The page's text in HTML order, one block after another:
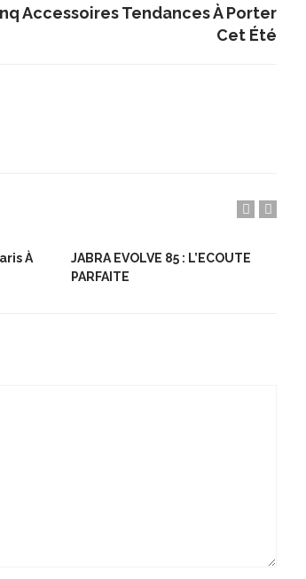
Accessoires Tendances À Porter
Cet Été
À
JABRA EVOLVE 85 : L’ECOUTE
PARFAITE